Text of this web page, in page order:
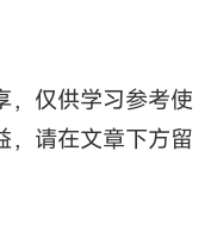
，仅供学习参考使
，请在文章下方留